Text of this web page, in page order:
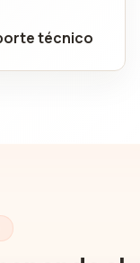
técnico